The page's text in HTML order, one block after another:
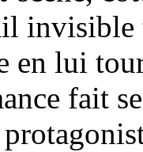
invisible
en lui
fait